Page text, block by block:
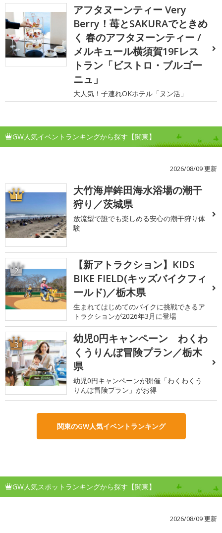
アフタヌーンティー Very
Berry！苺とSAKURAでときめ
く 春のアフタヌーンティー /
メルキュール横須賀19Fレス
トラン「ビストロ・ブルゴー
ニュ」
大人気！子連れOKホテル「ヌン活」
GW人気イベントランキングから探す【関東】
2026/08/09 更新
1
大竹海岸鉾田海水浴場の潮干
狩り／茨城県
放流型で誰でも楽しめる安心の潮干狩り体
験
2
【新アトラクション】KIDS
BIKE FIELD(キッズバイクフィ
ールド)／栃木県
生まれてはじめてのバイクに挑戦できるア
トラクションが2026年3月に登場
3
幼児0円キャンペーン わくわ
くうりんぼ冒険プラン／栃木
県
幼児0円キャンペーンが開催「わくわくう
りんぼ冒険プラン」がお得
関東のGW人気イベントランキング
GW人気スポットランキングから探す【関東】
2026/08/09 更新